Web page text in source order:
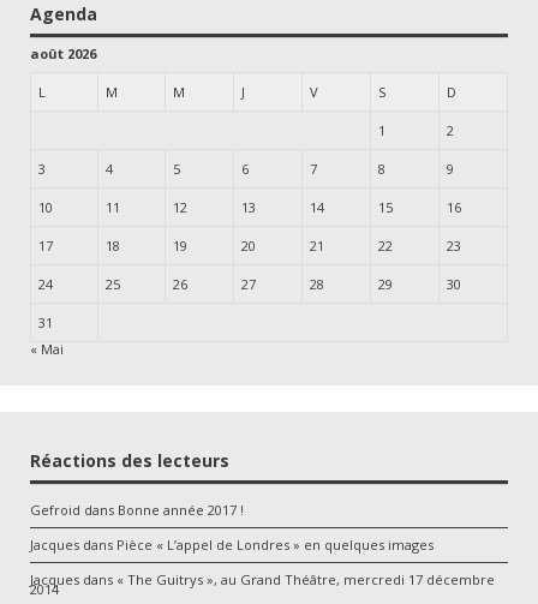
Agenda
août 2026
L M M J V S D
1 2
3 4 5 6 7 8 9
10 11 12 13 14 15 16
17 18 19 20 21 22 23
24 25 26 27 28 29 30
31
« Mai
Réactions des lecteurs
Gefroid dans Bonne année 2017 !
Jacques dans Pièce « L’appel de Londres » en quelques images
Jacques dans « The Guitrys », au Grand Théâtre, mercredi 17 décembre
2014